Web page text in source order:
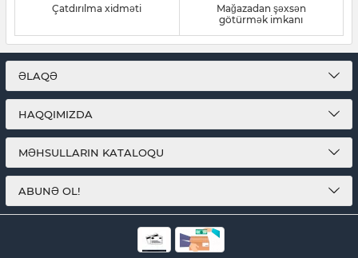
Çatdırılma xidməti
Mağazadan şəxsən
götürmək imkanı
ƏLAQƏ
HAQQIMIZDA
MƏHSULLARIN KATALOQU
ABUNƏ OL!